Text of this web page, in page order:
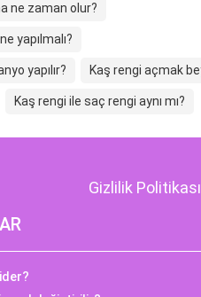
ne zaman olur?
yapılmalı?
yapılır? Kaş rengi açmak
Kaş rengi ile saç rengi aynı mı?
Gizlilik Politikası